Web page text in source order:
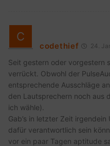
codethief 24.
Seit gestern oder vorgestern
verrückt. Obwohl der
entsprechende Ausschläge
den Lautsprechern noch aus
ich wähle).
Gab’s in letzter Zeit
dafür verantwortlich sein
vor ein paar Tagen aptitude